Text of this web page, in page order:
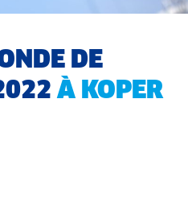
DE
À KOPER